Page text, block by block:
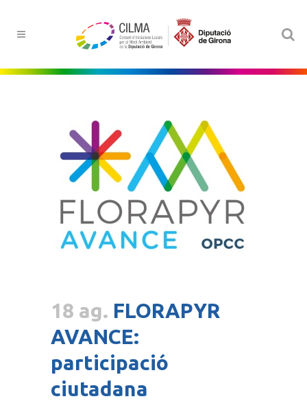
18 ag. FLORAPYR
AVANCE:
participació
ciutadana